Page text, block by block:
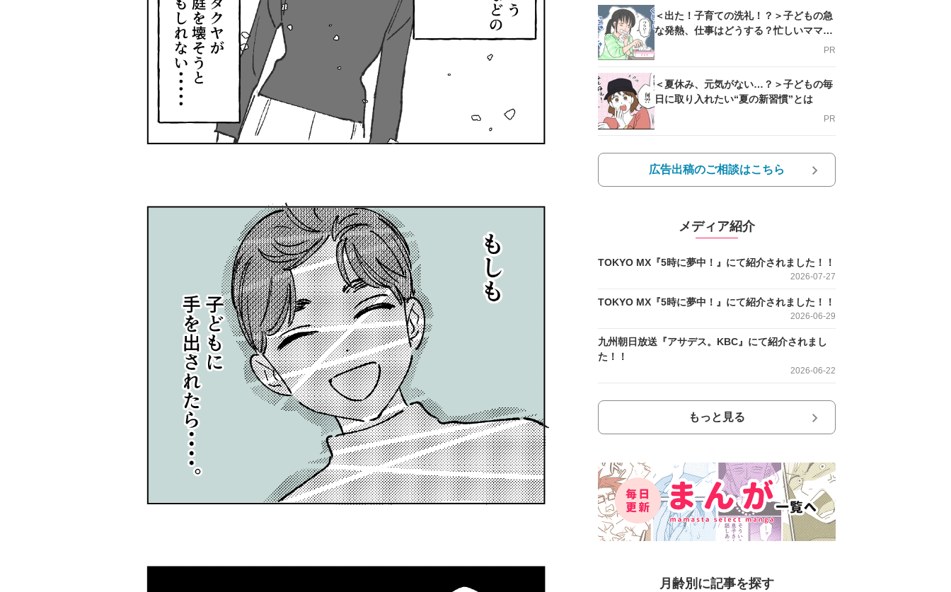
＜出た！子育ての洗礼！？＞子どもの急
な発熱、仕事はどうする？忙しいママを
PR
＜夏休み、元気がない…？＞子どもの毎
日に取り入れたい“夏の新習慣”とは
PR
広告出稿のご相談はこちら
メディア紹介
TOKYO MX『5時に夢中！』にて紹介されました！！
2026-07-27
TOKYO MX『5時に夢中！』にて紹介されました！！
2026-06-29
九州朝日放送『アサデス。KBC』にて紹介されまし
た！！
2026-06-22
もっと見る
月齢別に記事を探す